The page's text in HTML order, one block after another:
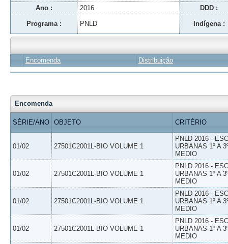
Ano : 2016 DDD :
Programa : PNLD Indígena :
Encomenda Distribuição
Encomenda
SÉRIE/ANO OBJETO CRITÉRIO
01/02 27501C2001L-BIO VOLUME 1
PNLD 2016 -
URBANAS 1º A
MEDIO
01/02 27501C2001L-BIO VOLUME 1
PNLD 2016 -
URBANAS 1º A
MEDIO
01/02 27501C2001L-BIO VOLUME 1
PNLD 2016 -
URBANAS 1º A
MEDIO
01/02 27501C2001L-BIO VOLUME 1
PNLD 2016 -
URBANAS 1º A
MEDIO